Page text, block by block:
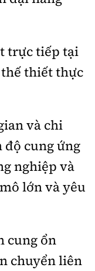
trực tiếp tại
thiết thực
và chi
cung ứng
nghiệp và
lớn và yêu
cung ổn
chuyển liên